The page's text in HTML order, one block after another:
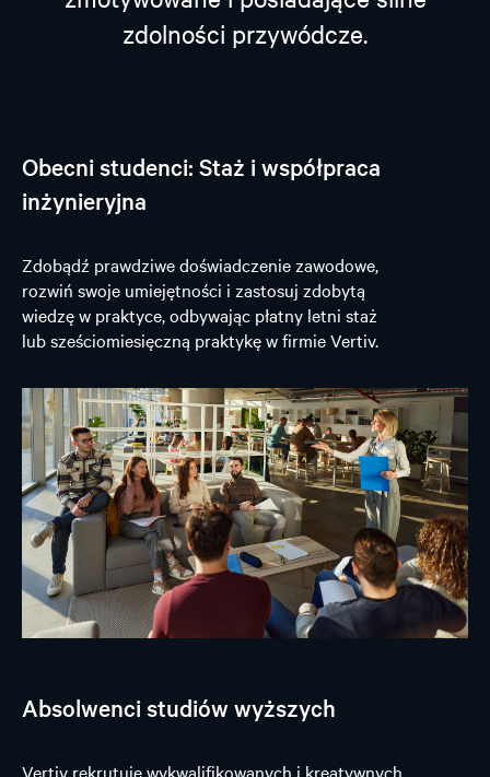
zdolności przywódcze.
Obecni studenci: Staż i współpraca
inżynieryjna
Zdobądź prawdziwe doświadczenie zawodowe,
rozwiń swoje umiejętności i zastosuj zdobytą
wiedzę w praktyce, odbywając płatny letni staż
lub sześciomiesięczną praktykę w firmie Vertiv.
Absolwenci studiów wyższych
Vertiv rekrutuje wykwalifikowanych i kreatywnych